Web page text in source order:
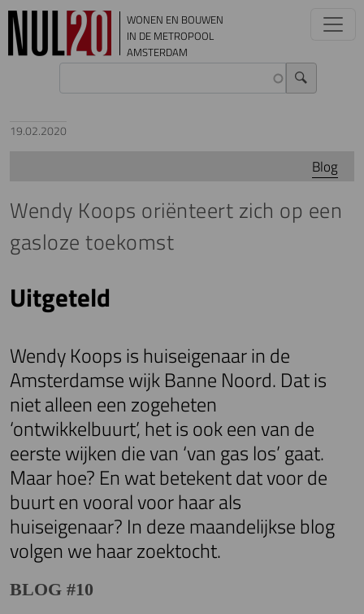
Overslaan en naar de inhoud gaan
WONEN EN BOUWEN
IN DE METROPOOL
AMSTERDAM
19.02.2020
Blog
Wendy Koops oriënteert zich op een
gasloze toekomst
Uitgeteld
Wendy Koops is huiseigenaar in de
Amsterdamse wijk Banne Noord. Dat is
niet alleen een zogeheten
‘ontwikkelbuurt’, het is ook een van de
eerste wijken die van ‘van gas los’ gaat.
Maar hoe? En wat betekent dat voor de
buurt en vooral voor haar als
huiseigenaar? In deze maandelijkse blog
volgen we haar zoektocht.
BLOG #10